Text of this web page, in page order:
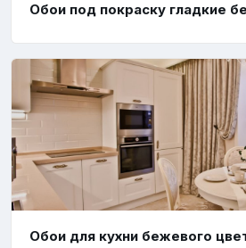
Обои под покраску гладкие
Обои для кухни бежевого